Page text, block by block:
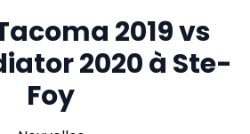
2019 vs
2020 à Ste-
Foy